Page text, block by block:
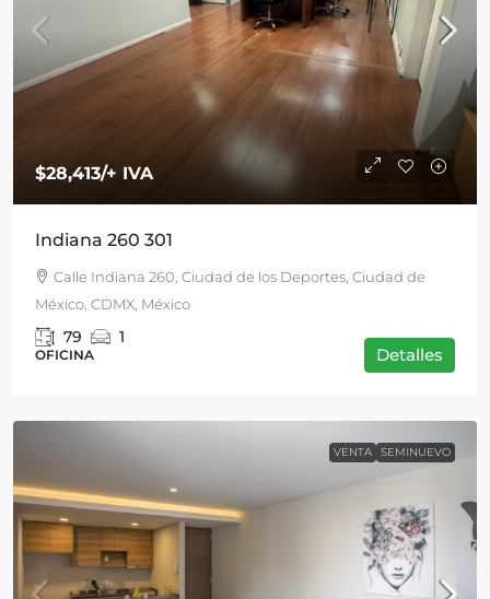
$28,413/+ IVA
Indiana 260 301
Calle Indiana 260, Ciudad de los Deportes, Ciudad de
México, CDMX, México
79 1
OFICINA Detalles
VENTA SEMINUEVO